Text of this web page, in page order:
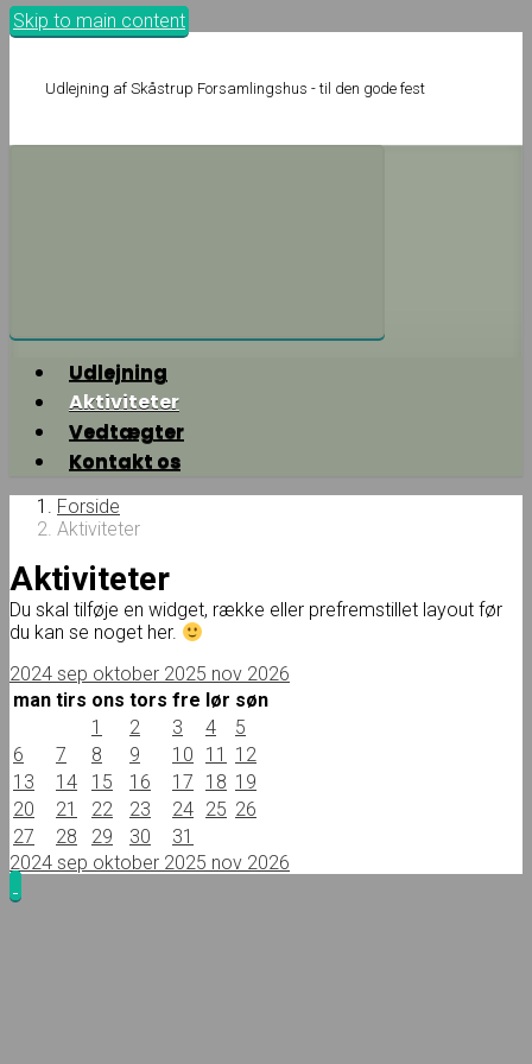
Skip to main content
Udlejning af Skåstrup Forsamlingshus - til den gode fest
Udlejning
Aktiviteter
Vedtægter
Kontakt os
Forside
Aktiviteter
Aktiviteter
Du skal tilføje en widget, række eller prefremstillet layout før
du kan se noget her.
2024 sep oktober 2025 nov 2026
man tirs ons tors fre lør søn
1
2 3 4
5
6
7 8 9 10 11
12
13
14 15 16 17 18 19
20
21 22 23 24 25 26
27
28 29 30
31
2024 sep oktober 2025 nov 2026